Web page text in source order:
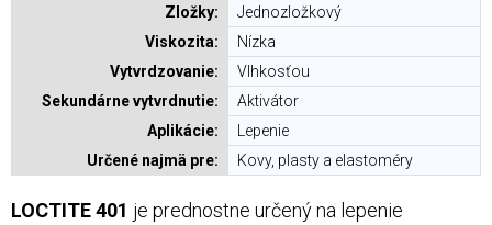
Zložky:
Jednozložkový
Viskozita:
Nízka
Vytvrdzovanie:
Vlhkosťou
Sekundárne vytvrdnutie:
Aktivátor
Aplikácie:
Lepenie
Určené najmä pre:
Kovy, plasty a elastoméry
LOCTITE 401 je prednostne určený na lepenie